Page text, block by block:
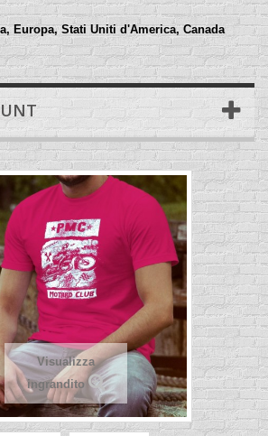
Europa, Stati Uniti d'America, Canada
Visualizza
ingrandito